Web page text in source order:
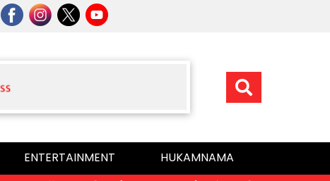
ENTERTAINMENT
HUKAMNAMA